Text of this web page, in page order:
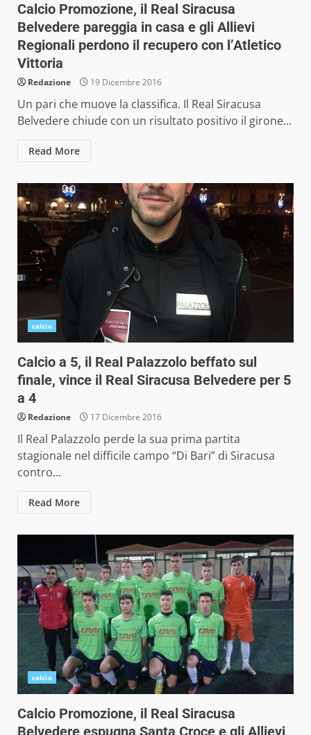
Calcio Promozione, il Real Siracusa
Belvedere pareggia in casa e gli Allievi
Regionali perdono il recupero con l’Atletico
Vittoria
Redazione 19 Dicembre 2016
Un pari che muove la classifica. Il Real Siracusa
Belvedere chiude con un risultato positivo il girone...
Read More
calcio
Calcio a 5, il Real Palazzolo beffato sul
finale, vince il Real Siracusa Belvedere per 5
a 4
Redazione 17 Dicembre 2016
Il Real Palazzolo perde la sua prima partita
stagionale nel difficile campo “Di Bari” di Siracusa
contro...
Read More
calcio
Calcio Promozione, il Real Siracusa
Belvedere espugna Santa Croce e gli Allievi